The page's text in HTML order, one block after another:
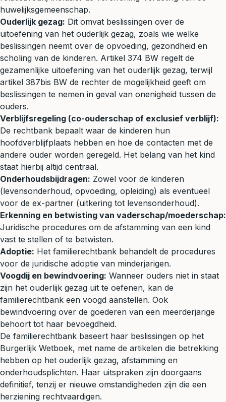
huwelijksgemeenschap.
Ouderlijk gezag: Dit omvat beslissingen over de
uitoefening van het ouderlijk gezag, zoals wie welke
beslissingen neemt over de opvoeding, gezondheid en
scholing van de kinderen. Artikel 374 BW regelt de
gezamenlijke uitoefening van het ouderlijk gezag, terwijl
artikel 387bis BW de rechter de mogelijkheid geeft om
beslissingen te nemen in geval van onenigheid tussen de
ouders.
Verblijfsregeling (co-ouderschap of exclusief verblijf):
De rechtbank bepaalt waar de kinderen hun
hoofdverblijfplaats hebben en hoe de contacten met de
andere ouder worden geregeld. Het belang van het kind
staat hierbij altijd centraal.
Onderhoudsbijdragen: Zowel voor de kinderen
(levensonderhoud, opvoeding, opleiding) als eventueel
voor de ex-partner (uitkering tot levensonderhoud).
Erkenning en betwisting van vaderschap/moederschap:
Juridische procedures om de afstamming van een kind
vast te stellen of te betwisten.
Adoptie: Het familierechtbank behandelt de procedures
voor de juridische adoptie van minderjarigen.
Voogdij en bewindvoering: Wanneer ouders niet in staat
zijn het ouderlijk gezag uit te oefenen, kan de
familierechtbank een voogd aanstellen. Ook
bewindvoering over de goederen van een meerderjarige
behoort tot haar bevoegdheid.
De familierechtbank baseert haar beslissingen op het
Burgerlijk Wetboek, met name de artikelen die betrekking
hebben op het ouderlijk gezag, afstamming en
onderhoudsplichten. Haar uitspraken zijn doorgaans
definitief, tenzij er nieuwe omstandigheden zijn die een
herziening rechtvaardigen.